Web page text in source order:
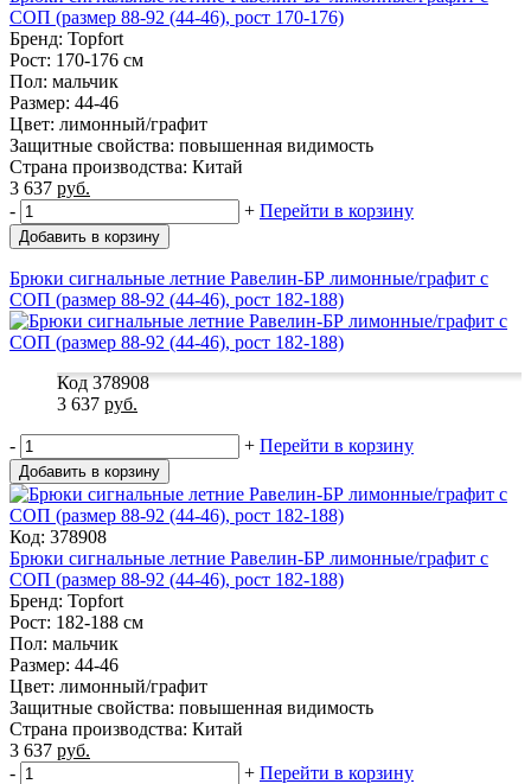
СОП (размер 88-92 (44-46), рост 170-176)
Бренд: Topfort
Рост: 170-176 см
Пол: мальчик
Размер: 44-46
Цвет: лимонный/графит
Защитные свойства: повышенная видимость
Страна производства: Китай
3 637 руб.
-
+ Перейти в корзину
Добавить в корзину
Брюки сигнальные летние Равелин-БР лимонные/графит с
СОП (размер 88-92 (44-46), рост 182-188)
Код 378908
3 637 руб.
- + Перейти в корзину
Добавить в корзину
Код: 378908
Брюки сигнальные летние Равелин-БР лимонные/графит с
СОП (размер 88-92 (44-46), рост 182-188)
Бренд: Topfort
Рост: 182-188 см
Пол: мальчик
Размер: 44-46
Цвет: лимонный/графит
Защитные свойства: повышенная видимость
Страна производства: Китай
3 637 руб.
-
+ Перейти в корзину